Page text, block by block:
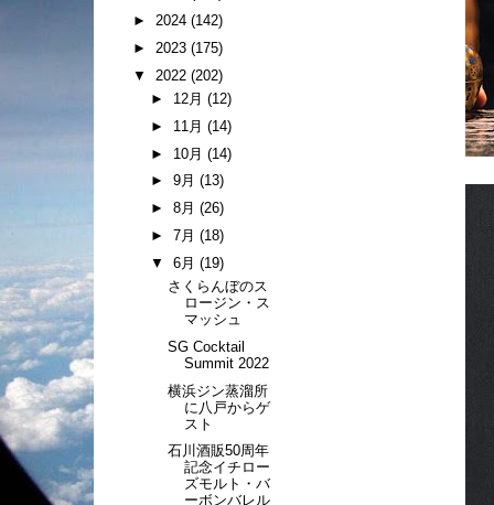
► 2024 (142)
► 2023 (175)
▼ 2022 (202)
► 12月 (12)
► 11月 (14)
► 10月 (14)
► 9月 (13)
► 8月 (26)
► 7月 (18)
▼ 6月 (19)
さくらんぼのス
ロージン・ス
マッシュ
SG Cocktail
Summit 2022
横浜ジン蒸溜所
に八戸からゲ
スト
石川酒販50周年
記念イチロー
ズモルト・バ
ーボンバレル